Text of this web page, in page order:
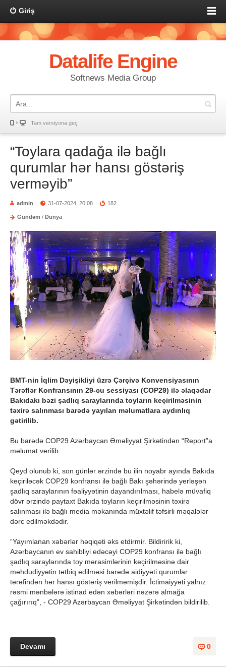
Giriş
Datalife Engine
Softnews Media Group
Tam versiyona geç
“Toylara qadağa ilə bağlı
qurumlar hər hansı göstəriş
verməyib”
admin 31-07-2024, 20:08 182
Gündəm / Dünya
BMT-nin İqlim Dəyişikliyi üzrə Çərçivə Konvensiyasının
Tərəflər Konfransının 29-cu sessiyası (COP29) ilə əlaqədar
Bakıdakı bəzi şadlıq saraylarında toyların keçirilməsinin
təxirə salınması barədə yayılan məlumatlara aydınlıq
gətirilib.
Bu barədə COP29 Azərbaycan Əməliyyat Şirkətindən “Report”a
məlumat verilib.
Qeyd olunub ki, son günlər ərzində bu ilin noyabr ayında Bakıda
keçiriləcək COP29 konfransı ilə bağlı Bakı şəhərində yerləşən
şadlıq saraylarının fəaliyyətinin dayandırılması, habelə müvafiq
dövr ərzində paytaxt Bakıda toyların keçirilməsinin təxirə
salınması ilə bağlı media məkanında müxtəlif təfsirli məqalələr
dərc edilməkdədir.
“Yayımlanan xəbərlər həqiqəti əks etdirmir. Bildiririk ki,
Azərbaycanın ev sahibliyi edəcəyi COP29 konfransı ilə bağlı
şadlıq saraylarında toy mərasimlərinin keçirilməsinə dair
məhdudiyyətin tətbiq edilməsi barədə aidiyyəti qurumlar
tərəfindən hər hansı göstəriş verilməmişdir. İctimaiyyəti yalnız
rəsmi mənbələrə istinad edən xəbərləri nəzərə almağa
çağırırıq”, - COP29 Azərbaycan Əməliyyat Şirkətindən bildirilib.
0
Devamı